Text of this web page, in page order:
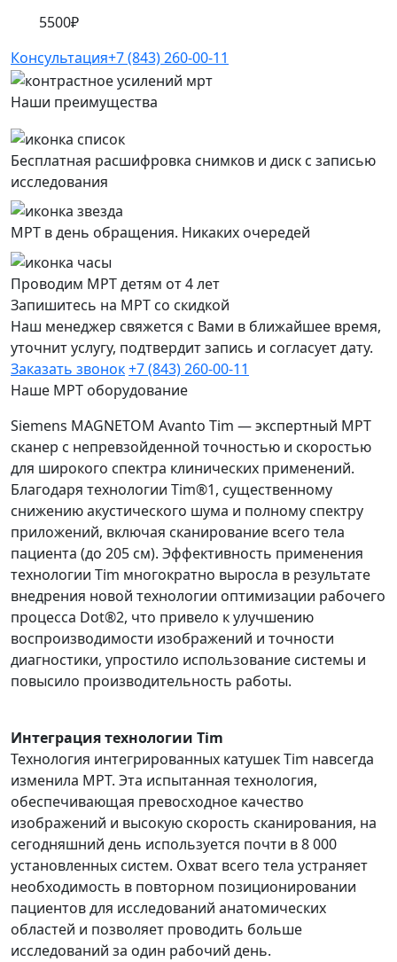
5500₽
Консультация+7 (843) 260-00-11
Наши преимущества
Бесплатная расшифровка снимков и диск с записью
исследования
МРТ в день обращения. Никаких очередей
Проводим МРТ детям от 4 лет
Запишитесь на МРТ со скидкой
Наш менеджер свяжется с Вами в ближайшее время,
уточнит услугу, подтвердит запись и согласует дату.
Заказать звонок+7 (843) 260-00-11
Наше МРТ оборудование
Siemens MAGNETOM Avanto Tim — экспертный МРТ
сканер с непревзойденной точностью и скоростью
для широкого спектра клинических применений.
Благодаря технологии Tim®1, существенному
снижению акустического шума и полному спектру
приложений, включая сканирование всего тела
пациента (до 205 см). Эффективность применения
технологии Tim многократно выросла в результате
внедрения новой технологии оптимизации рабочего
процесса Dot®2, что привело к улучшению
воспроизводимости изображений и точности
диагностики, упростило использование системы и
повысило производительность работы.
Интеграция технологии Tim
Технология интегрированных катушек Tim навсегда
изменила МРТ. Эта испытанная технология,
обеспечивающая превосходное качество
изображений и высокую скорость сканирования, на
сегодняшний день используется почти в 8 000
установленных систем. Охват всего тела устраняет
необходимость в повторном позиционировании
пациентов для исследований анатомических
областей и позволяет проводить больше
исследований за один рабочий день.